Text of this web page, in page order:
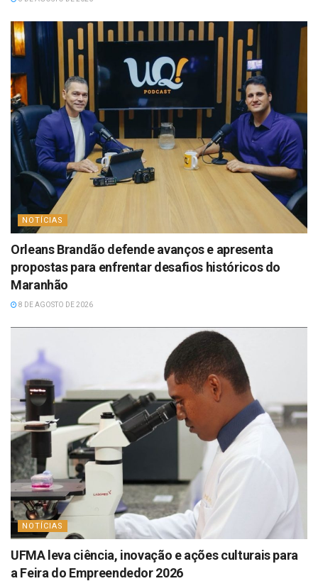
NOTÍCIAS
Orleans Brandão defende avanços e apresenta
propostas para enfrentar desafios históricos do
Maranhão
8 DE AGOSTO DE 2026
NOTÍCIAS
UFMA leva ciência, inovação e ações culturais para
a Feira do Empreendedor 2026